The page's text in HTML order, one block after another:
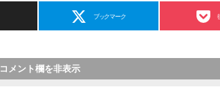
ブックマーク
コメント欄を非表示